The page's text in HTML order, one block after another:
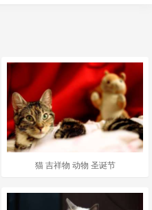
猫 吉祥物 动物 圣诞节